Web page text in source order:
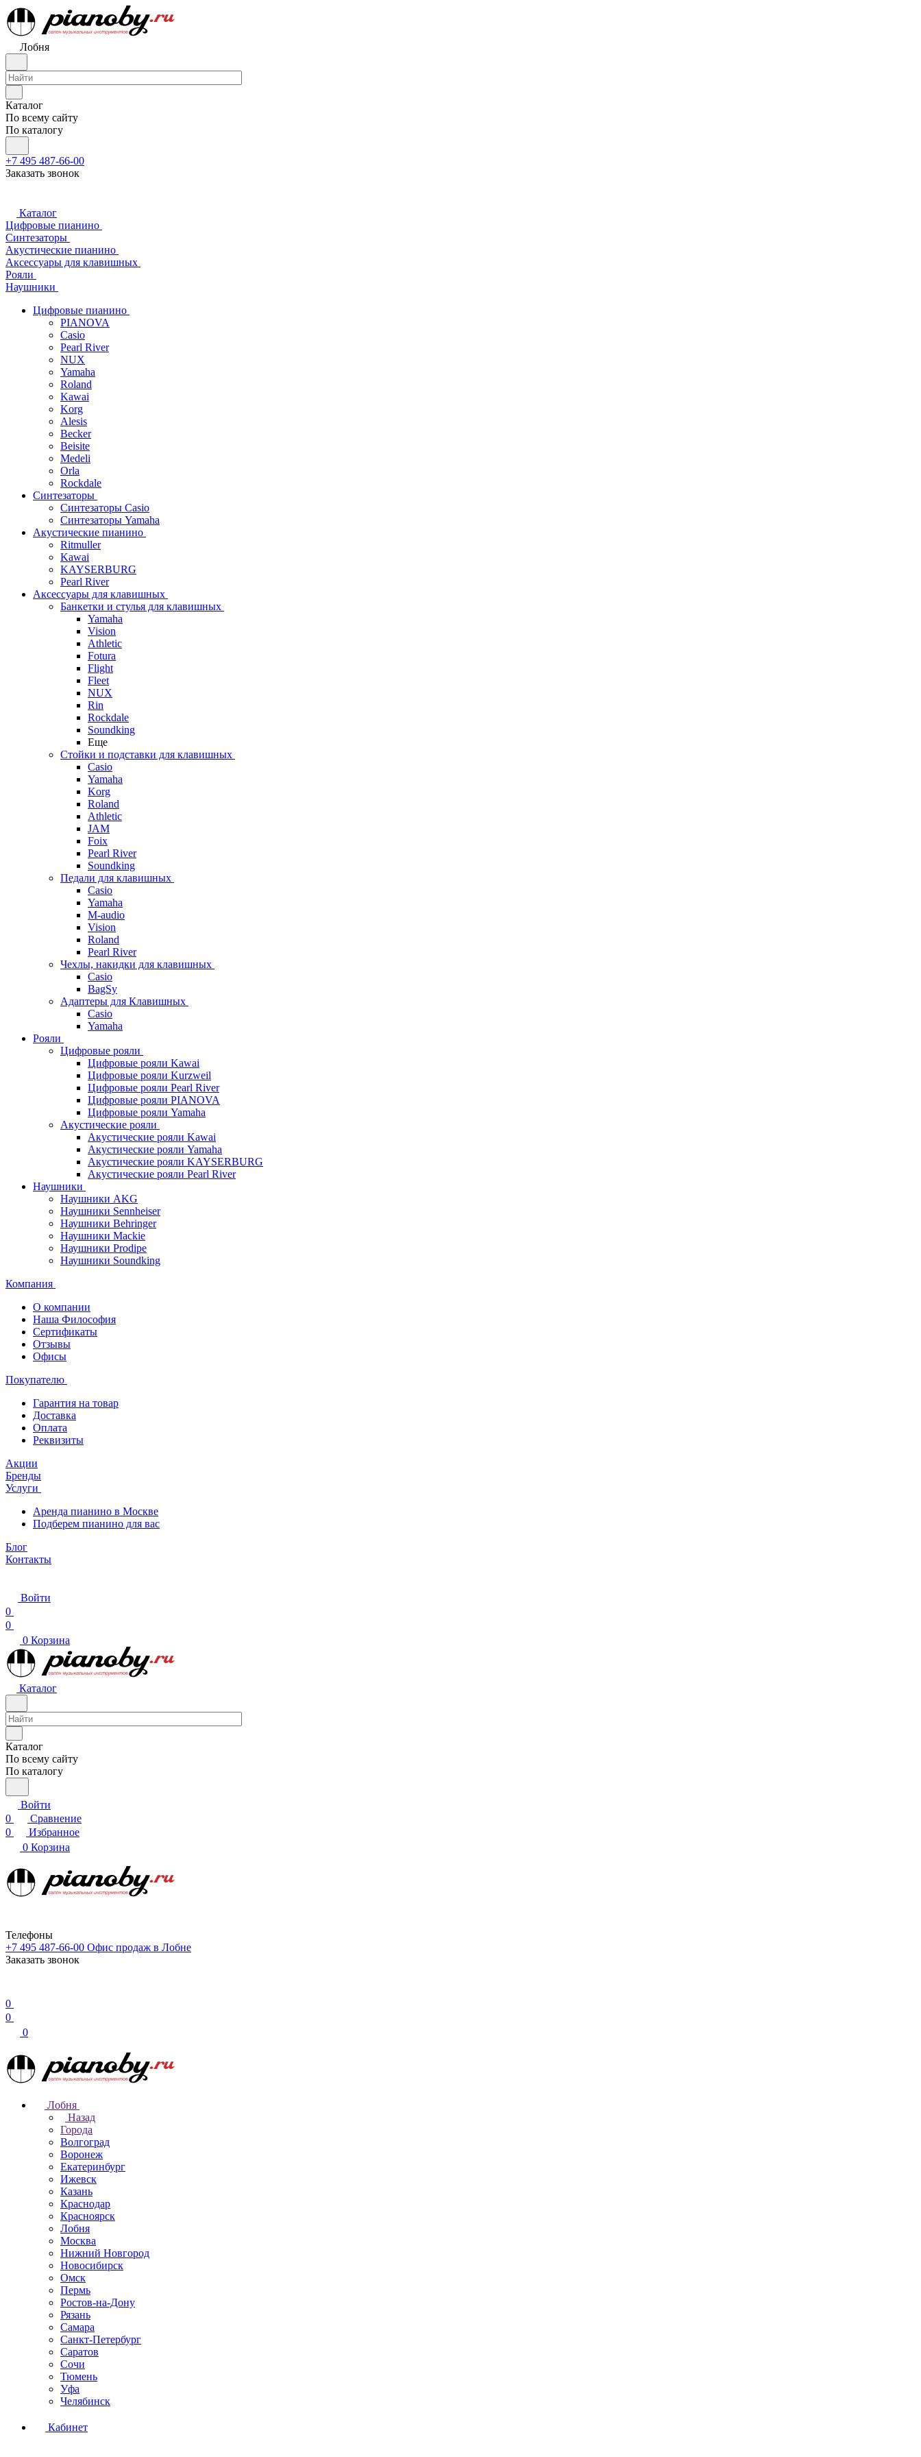
Лобня
Каталог
По всему сайту
По каталогу
+7 495 487-66-00
Заказать звонок
Каталог
Цифровые пианино
Синтезаторы
Акустические пианино
Аксессуары для клавишных
Рояли
Наушники
Цифровые пианино
PIANOVA
Casio
Pearl River
NUX
Yamaha
Roland
Kawai
Korg
Alesis
Becker
Beisite
Medeli
Orla
Rockdale
Синтезаторы
Синтезаторы Casio
Синтезаторы Yamaha
Акустические пианино
Ritmuller
Kawai
KAYSERBURG
Pearl River
Аксессуары для клавишных
Банкетки и стулья для клавишных
Yamaha
Vision
Athletic
Fotura
Flight
Fleet
NUX
Rin
Rockdale
Soundking
Еще
Стойки и подставки для клавишных
Casio
Yamaha
Korg
Roland
Athletic
JAM
Foix
Pearl River
Soundking
Педали для клавишных
Casio
Yamaha
M-audio
Vision
Roland
Pearl River
Чехлы, накидки для клавишных
Casio
BagSy
Адаптеры для Клавишных
Casio
Yamaha
Рояли
Цифровые рояли
Цифровые рояли Kawai
Цифровые рояли Kurzweil
Цифровые рояли Pearl River
Цифровые рояли PIANOVA
Цифровые рояли Yamaha
Акустические рояли
Акустические рояли Kawai
Акустические рояли Yamaha
Акустические рояли KAYSERBURG
Акустические рояли Pearl River
Наушники
Наушники AKG
Наушники Sennheiser
Наушники Behringer
Наушники Mackie
Наушники Prodipe
Наушники Soundking
Компания
О компании
Наша Философия
Сертификаты
Отзывы
Офисы
Покупателю
Гарантия на товар
Доставка
Оплата
Реквизиты
Акции
Бренды
Услуги
Аренда пианино в Москве
Подберем пианино для вас
Блог
Контакты
Войти
0
0
0 Корзина
Каталог
Каталог
По всему сайту
По каталогу
Войти
0
Сравнение
0
Избранное
0 Корзина
Телефоны
+7 495 487-66-00 Офис продаж в Лобне
Заказать звонок
0
0
0
Лобня
Назад
Города
Волгоград
Воронеж
Екатеринбург
Ижевск
Казань
Краснодар
Красноярск
Лобня
Москва
Нижний Новгород
Новосибирск
Омск
Пермь
Ростов-на-Дону
Рязань
Самара
Санкт-Петербург
Саратов
Сочи
Тюмень
Уфа
Челябинск
Кабинет